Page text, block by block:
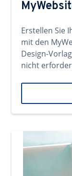
Erstellen Sie
mit den
Design-
nicht